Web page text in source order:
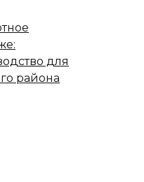
для
района